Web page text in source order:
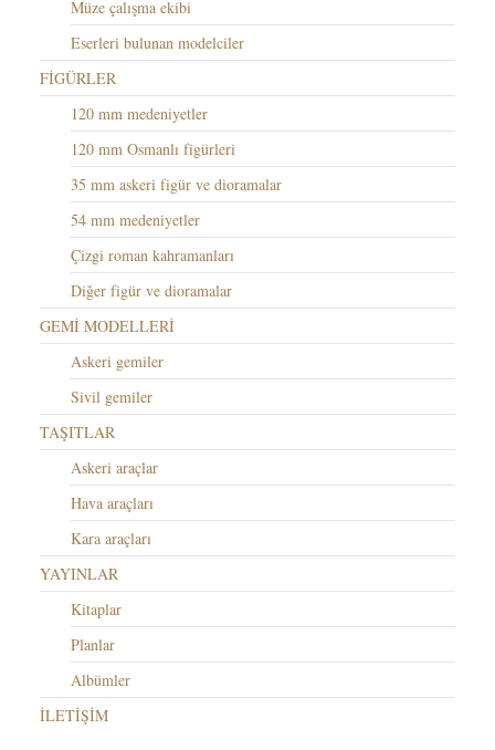
Müze çalışma ekibi
Eserleri bulunan modelciler
FİGÜRLER
120 mm medeniyetler
120 mm Osmanlı figürleri
35 mm askeri figür ve dioramalar
54 mm medeniyetler
Çizgi roman kahramanları
Diğer figür ve dioramalar
GEMİ MODELLERİ
Askeri gemiler
Sivil gemiler
TAŞITLAR
Askeri araçlar
Hava araçları
Kara araçları
YAYINLAR
Kitaplar
Planlar
Albümler
İLETİŞİM